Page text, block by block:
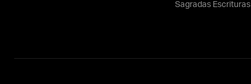
Sagradas Escrituras